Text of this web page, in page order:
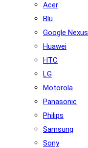
Acer
Blu
Google Nexus
Huawei
HTC
LG
Motorola
Panasonic
Philips
Samsung
Sony